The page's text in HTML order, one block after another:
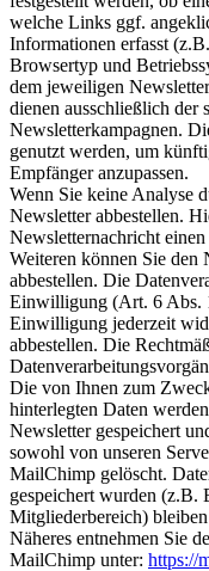
welche Links ggf.
Informationen erfasst
Browsertyp und
dem jeweiligen
dienen ausschließlich der
Newsletterkampagnen.
genutzt werden, um
Empfänger anzupassen.
Wenn Sie keine Analyse
Newsletter abbestellen.
Newsletternachricht
Weiteren können Sie den
abbestellen. Die
Einwilligung (Art. 6 Abs.
Einwilligung jederzeit
abbestellen. Die
Die von Ihnen zum
hinterlegten Daten
Newsletter gespeichert
sowohl von unseren
MailChimp gelöscht.
gespeichert wurden (z.B.
Mitgliederbereich)
Näheres entnehmen Sie
MailChimp unter: https://